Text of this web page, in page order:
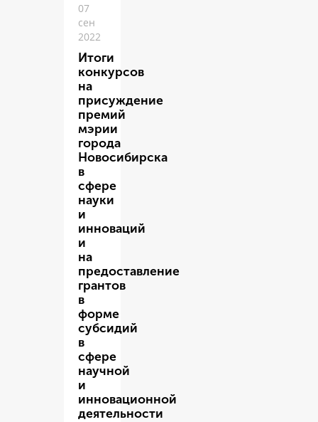
07
сен
2022
Итоги
конкурсов
на
присуждение
премий
мэрии
города
Новосибирска
в
сфере
науки
и
инноваций
и
на
предоставление
грантов
в
форме
субсидий
в
сфере
научной
и
инновационной
деятельности